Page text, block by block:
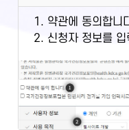
1. 약관에 동의합니
2. 신청자 정보를 입